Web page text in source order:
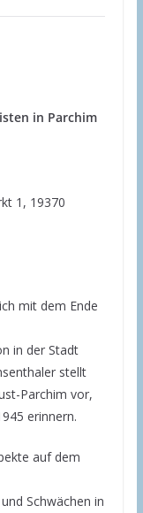
in Parchim
1, 19370
mit dem Ende
in der Stadt
stellt
Parchim vor,
erinnern.
auf dem
Schwächen in